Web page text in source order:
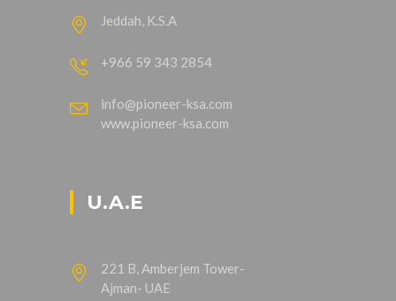
Jeddah, K.S.A
+966 59 343 2854
info@pioneer-ksa.com
www.pioneer-ksa.com
U.A.E
221 B, Amberjem Tower-
Ajman- UAE